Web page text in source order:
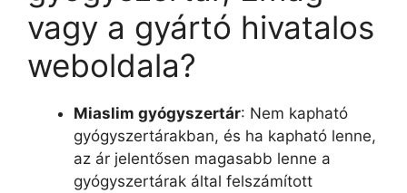
vagy a gyártó hivatalos
weboldala?
Miaslim gyógyszertár: Nem kapható
gyógyszertárakban, és ha kapható lenne,
az ár jelentősen magasabb lenne a
gyógyszertárak által felszámított